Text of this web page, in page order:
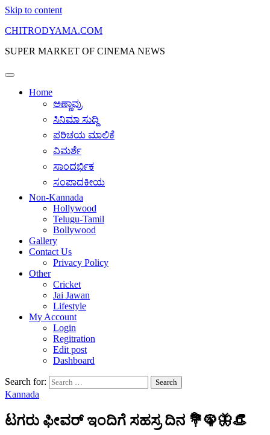
Skip to content
CHITRODYAMA.COM
SUPER MARKET OF CINEMA NEWS
Home
ಅಣ್ಣಾವ್ರು
ಸಿನಿಮಾ ಸುದ್ದಿ
ಪರಿಚಯ ಮಾಲಿಕೆ
ವಿಮರ್ಶೆ
ಸಾಂದರ್ಭಿಕ
ಸಂಪಾದಕೀಯ
Non-Kannada
Hollywood
Telugu-Tamil
Bollywood
Gallery
Contact Us
Privacy Policy
Other
Cricket
Jai Jawan
Lifestyle
My Account
Login
Regitration
Edit post
Dashboard
Search for:
Kannada
ಟಗರು ಫೀವರ್ ಇಂದಿಗೆ ಸಹಸ್ರ ದಿನ 💐🦚🦋👒